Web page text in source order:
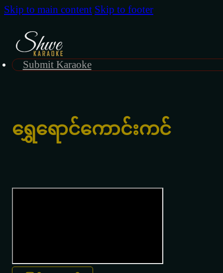
Skip to main content Skip to footer
Submit Karaoke
ရွှေရောင်ကောင်းကင်